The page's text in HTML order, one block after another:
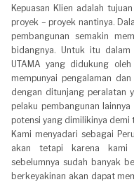
Kepuasan Klien adalah
proyek – proyek nantinya.
pembangunan semakin
bidangnya. Untuk itu dalam
UTAMA yang didukung
mempunyai pengalaman
dengan ditunjang peralatan
pelaku pembangunan
potensi yang dimilikinya
Kami menyadari sebagai
akan tetapi karena kami
sebelumnya sudah banyak
berkeyakinan akan dapat